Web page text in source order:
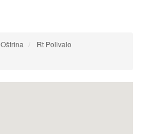
Oštrina
Rt Polivalo